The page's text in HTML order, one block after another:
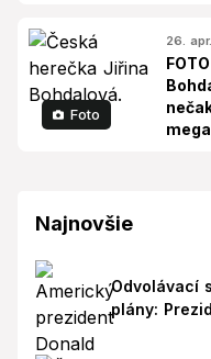
Foto
26.
Najnovšie
Odvolávací
plány: